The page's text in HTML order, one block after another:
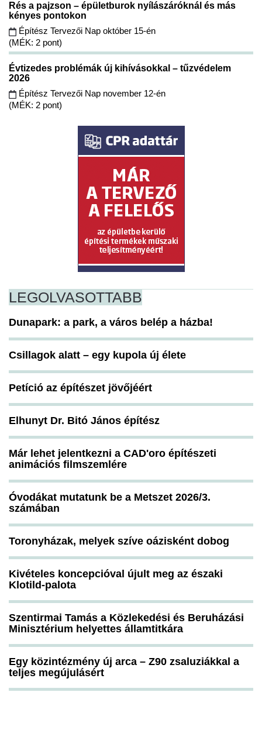
Rés a pajzson – épületburok nyílászáróknál és más
kényes pontokon
Építész Tervezői Nap október 15-én
(MÉK: 2 pont)
Évtizedes problémák új kihívásokkal – tűzvédelem
2026
Építész Tervezői Nap november 12-én
(MÉK: 2 pont)
LEGOLVASOTTABB
Dunapark: a park, a város belép a házba!
Csillagok alatt – egy kupola új élete
Petíció az építészet jövőjéért
Elhunyt Dr. Bitó János építész
Már lehet jelentkezni a CAD'oro építészeti
animációs filmszemlére
Óvodákat mutatunk be a Metszet 2026/3.
számában
Toronyházak, melyek szíve oázisként dobog
Kivételes koncepcióval újult meg az északi
Klotild-palota
Szentirmai Tamás a Közlekedési és Beruházási
Minisztérium helyettes államtitkára
Egy közintézmény új arca – Z90 zsaluziákkal a
teljes megújulásért